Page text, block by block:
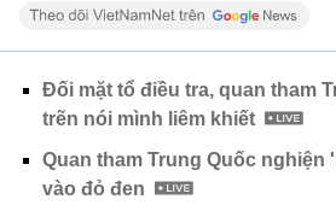
Đối mặt tổ điều tra, quan tham
trẽn nói mình liêm khiết
Quan tham Trung Quốc
vào đỏ đen